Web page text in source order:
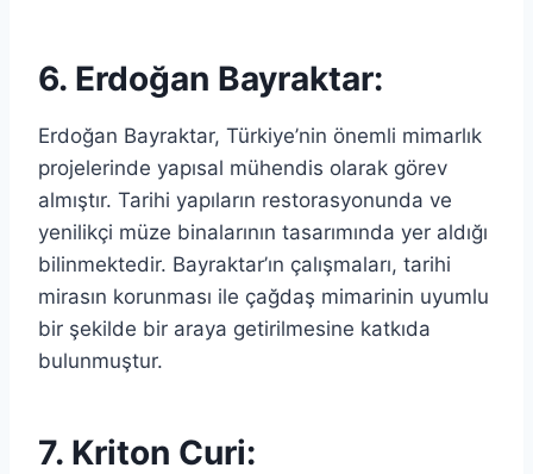
6. Erdoğan Bayraktar:
Erdoğan Bayraktar, Türkiye’nin önemli mimarlık
projelerinde yapısal mühendis olarak görev
almıştır. Tarihi yapıların restorasyonunda ve
yenilikçi müze binalarının tasarımında yer aldığı
bilinmektedir. Bayraktar’ın çalışmaları, tarihi
mirasın korunması ile çağdaş mimarinin uyumlu
bir şekilde bir araya getirilmesine katkıda
bulunmuştur.
7. Kriton Curi: